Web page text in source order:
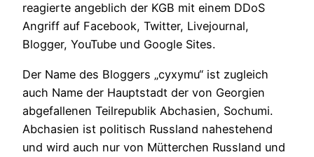
reagierte angeblich der KGB mit einem DDoS
Angriff auf Facebook, Twitter, Livejournal,
Blogger, YouTube und Google Sites.
Der Name des Bloggers „cyxymu“ ist zugleich
auch Name der Hauptstadt der von Georgien
abgefallenen Teilrepublik Abchasien, Sochumi.
Abchasien ist politisch Russland nahestehend
und wird auch nur von Mütterchen Russland und